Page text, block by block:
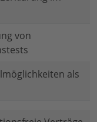
von
als